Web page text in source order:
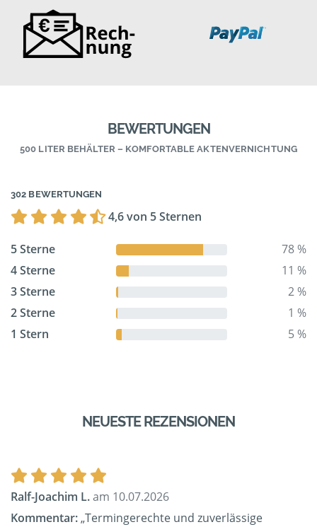
BEWERTUNGEN
500 LITER BEHÄLTER – KOMFORTABLE AKTENVERNICHTUNG
302 BEWERTUNGEN
4,6 von 5 Sternen
5 Sterne
78 %
4 Sterne
11 %
3 Sterne
2 %
2 Sterne
1 %
1 Stern
5 %
NEUESTE REZENSIONEN
Ralf-Joachim L.am 10.07.2026
Kommentar:„Termingerechte und zuverlässige